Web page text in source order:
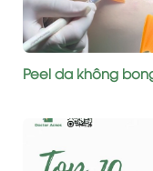
Peel da không